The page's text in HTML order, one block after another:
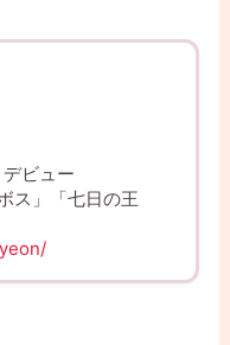
ビュー
ス」「七日の王